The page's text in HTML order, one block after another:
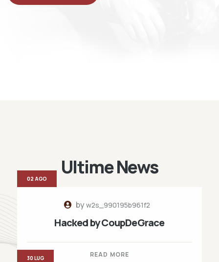
Ultime News
byw2s_990195b961f2
Hacked by CoupDeGrace
READ MORE
02 AGO
30 LUG